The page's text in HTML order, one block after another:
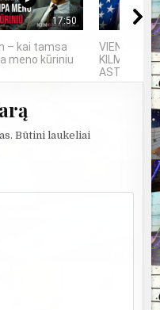
17:50
– kai tamsa
meno kūriniu
KILMĖS
Būtini laukeliai